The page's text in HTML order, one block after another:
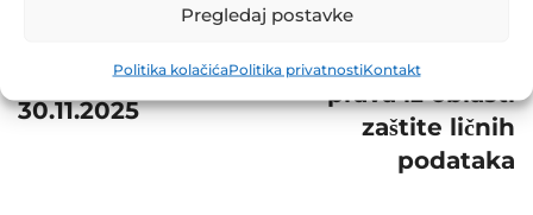
Pregledaj postavke
Politika kolačićaPolitika privatnostiKontakt
navigation
NVI ZIF NAPRIJED
30.11.2025
ostvarivanje
prava iz oblasti
zaštite ličnih
podataka